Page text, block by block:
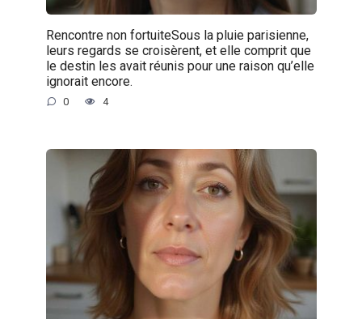
Rencontre non fortuiteSous la pluie parisienne,
leurs regards se croisèrent, et elle comprit que
le destin les avait réunis pour une raison qu’elle
ignorait encore.
0 4